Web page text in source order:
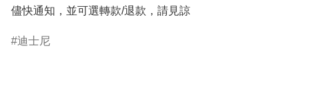
儘快通知，並可選轉款/退款，請見諒
迪士尼